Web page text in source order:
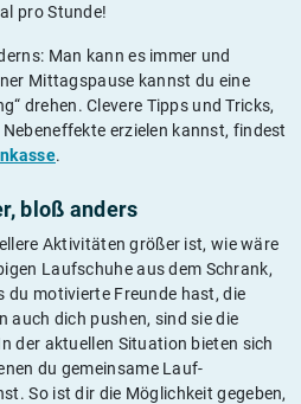
pro Stunde!
Man kann es immer und
Mittagspause kannst du eine
drehen. Clevere Tipps und Tricks,
erzielen kannst, findest
.
bloß anders
Aktivitäten größer ist, wie wäre
Laufschuhe aus dem Schrank,
motivierte Freunde hast, die
auch dich pushen, sind sie die
der aktuellen Situation bieten sich
du gemeinsame Lauf-
So ist dir die Möglichkeit gegeben,